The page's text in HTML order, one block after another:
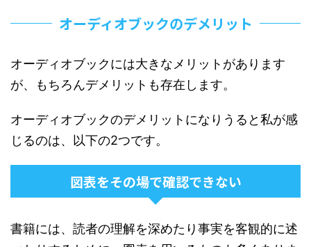
オーディオブックのデメリット
オーディオブックには大きなメリットがあります
が、もちろんデメリットも存在します。
オーディオブックのデメリットになりうると私が感
じるのは、以下の2つです。
図表をその場で確認できない
書籍には、読者の理解を深めたり事実を客観的に述